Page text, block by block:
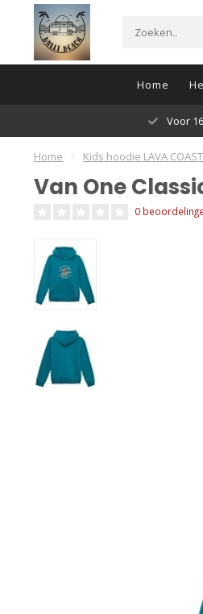
Home
Home / Kids hoodie LAVA
Van One
0